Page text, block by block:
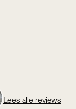
Lees alle reviews